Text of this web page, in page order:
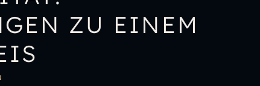
ZU EINEM